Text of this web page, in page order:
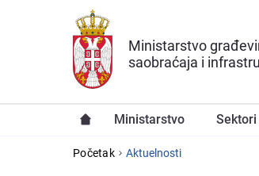
Preskoči na glavni deo sadržaja
Ministarstvo
saobraćaja i
Ministarstvo Sektori
YOU ARE HERE
Početak Aktuelnosti